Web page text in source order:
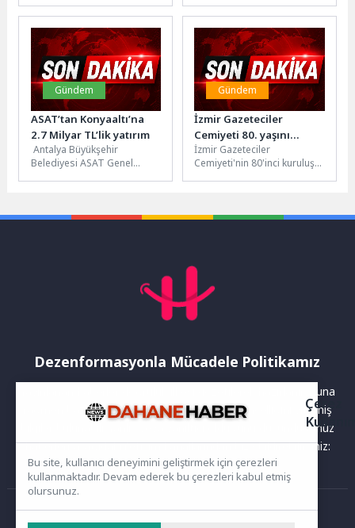
daha geniş bir katılım ve
daha...
Konya Büyükşehir Belediyesi
ve KOSKİ...
Gündem
ASAT’tan Konyaaltı’na
2.7 Milyar TL’lik yatırım
Antalya Büyükşehir
Belediyesi ASAT Genel
Gündem
İzmir Gazeteciler
Cemiyeti 80. yaşını
dayanışma ve ödüllerle
kutladı
İzmir Gazeteciler
Cemiyeti'nin 80'inci kuruluş
Dezenformasyonla Mücadele Politikamız
Yayınlanan haberler doğruluk ilkesi gözetilerek hazırlanır. Buna
rağmen bazı içeriklerde eksik, hatalı veya güncelliğini yitirmiş
bilgiler bulunabilir.Yanlış veya yanıltıcı olduğunu düşündüğünüz
haberleri aşağıdaki iletişim kanallarından bize bildirebilirsiniz:
Ana Sayfa
Çerez
Bu site, kullanıcı deneyimini geliştirmek için çerezleri
kullanmaktadır. Devam ederek bu çerezleri kabul etmiş
olursunuz.